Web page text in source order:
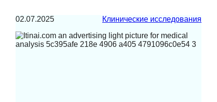
02.07.2025 Клинические исследования